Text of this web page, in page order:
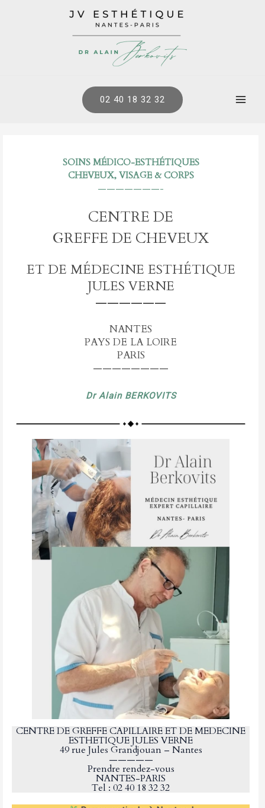
02 40 18 32 32
SOINS MÉDICO-ESTHÉTIQUES
CHEVEUX, VISAGE & CORPS
———————-
CENTRE DE
GREFFE DE CHEVEUX
ET DE MÉDECINE ESTHÉTIQUE
JULES VERNE
——————
NANTES
PAYS DE LA LOIRE
PARIS
————————
Dr Alain BERKOVITS
CENTRE DE GREFFE CAPILLAIRE ET DE MEDECINE
ESTHETIQUE JULES VERNE
49 rue Jules Grandjouan – Nantes
—————
Prendre rendez-vous
NANTES-PARIS
Tel : 02 40 18 32 32